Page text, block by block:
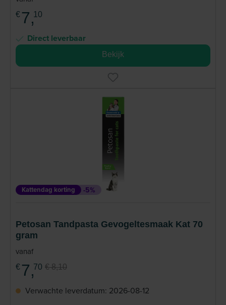
€ 7,10
Direct leverbaar
Bekijk
Kattendag korting -5%
Petosan Tandpasta Gevogeltesmaak Kat 70
gram
vanaf
€ 7,70 € 8,10
Verwachte leverdatum: 2026-08-12